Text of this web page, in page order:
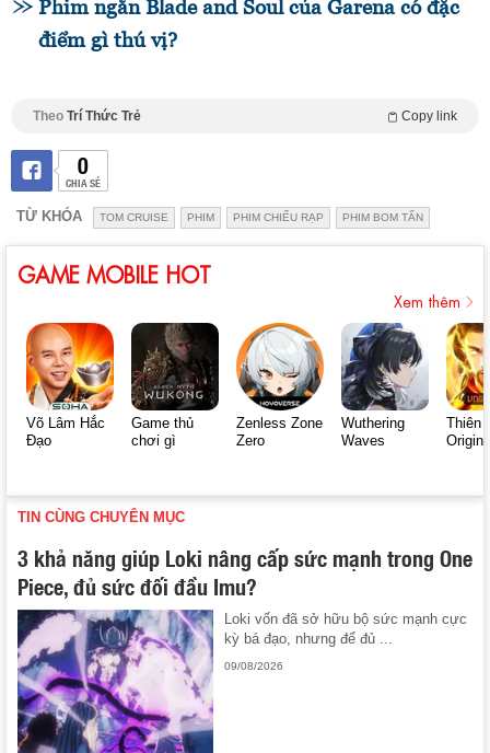
Phim ngắn Blade and Soul của Garena có đặc
điểm gì thú vị?
Theo Trí Thức Trẻ Copy link
0
CHIA SẺ
TỪ KHÓA TOM CRUISE PHIM PHIM CHIẾU RẠP PHIM BOM TẤN
GAME MOBILE HOT
Xem thêm
Võ Lâm Hắc
Đạo
Game thủ
chơi gì
Zenless Zone
Zero
Wuthering
Waves
Thiên
Origin
TIN CÙNG CHUYÊN MỤC
3 khả năng giúp Loki nâng cấp sức mạnh trong One
Piece, đủ sức đối đầu Imu?
Loki vốn đã sở hữu bộ sức mạnh cực
kỳ bá đạo, nhưng để đủ ...
09/08/2026